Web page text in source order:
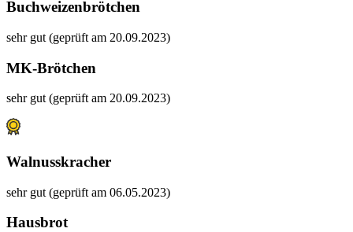
Buchweizenbrötchen
sehr gut (geprüft am 20.09.2023)
MK-Brötchen
sehr gut (geprüft am 20.09.2023)
Walnusskracher
sehr gut (geprüft am 06.05.2023)
Hausbrot